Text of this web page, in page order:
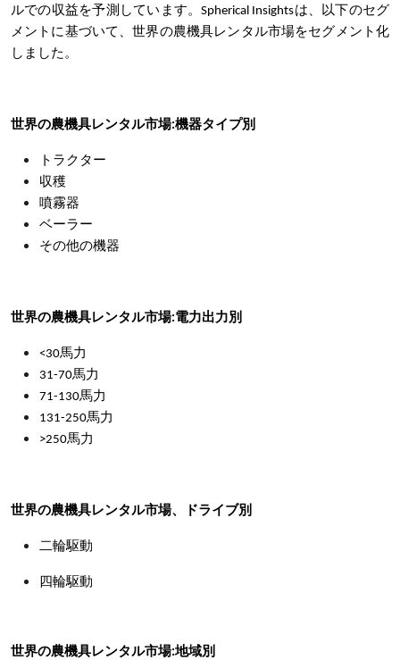
ルでの収益を予測しています。Spherical Insightsは、以下のセグ
メントに基づいて、世界の農機具レンタル市場をセグメント化
しました。
世界の農機具レンタル市場:機器タイプ別
トラクター
収穫
噴霧器
ベーラー
その他の機器
世界の農機具レンタル市場:電力出力別
<30馬力
31-70馬力
71-130馬力
131-250馬力
>250馬力
世界の農機具レンタル市場、ドライブ別
二輪駆動
四輪駆動
世界の農機具レンタル市場:地域別